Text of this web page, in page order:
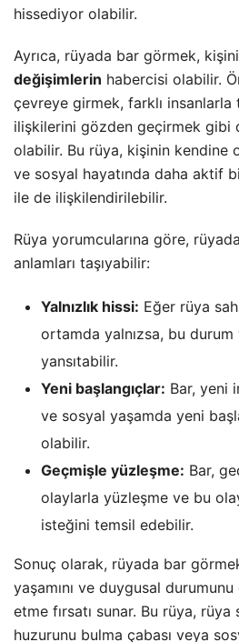
hissediyor olabilir.
Ayrıca, rüyada bar görmek,
değişimlerin habercisi olabilir.
çevreye girmek, farklı insanlarla
ilişkilerini gözden geçirmek gibi
olabilir. Bu rüya, kişinin kendine
ve sosyal hayatında daha aktif
ile de ilişkilendirilebilir.
Rüya yorumcularına göre,
anlamları taşıyabilir:
Yalnızlık hissi: Eğer rüya
ortamda yalnızsa, bu durum
yansıtabilir.
Yeni başlangıçlar: Bar, yeni
ve sosyal yaşamda yeni
olabilir.
Geçmişle yüzleşme: Bar,
olaylarla yüzleşme ve bu
isteğini temsil edebilir.
Sonuç olarak, rüyada bar
yaşamını ve duygusal
etme fırsatı sunar. Bu rüya, rüya
huzurunu bulma çabası veya